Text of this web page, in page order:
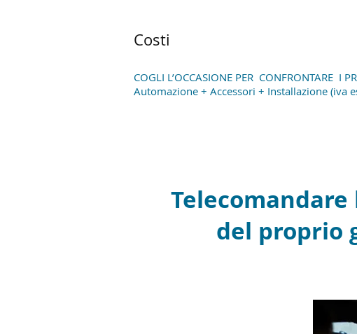
Costi
COGLI L’OCCASIONE PER CONFRONTARE I
Automazione + Accessori + Installazione (iva
del proprio